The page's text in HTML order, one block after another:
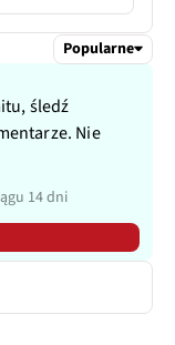
μm
Popularne
śledź
Nie
14 dni